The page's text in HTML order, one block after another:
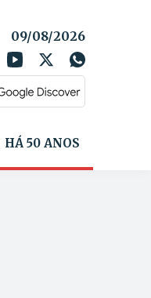
09/08/2026
HÁ 50 ANOS